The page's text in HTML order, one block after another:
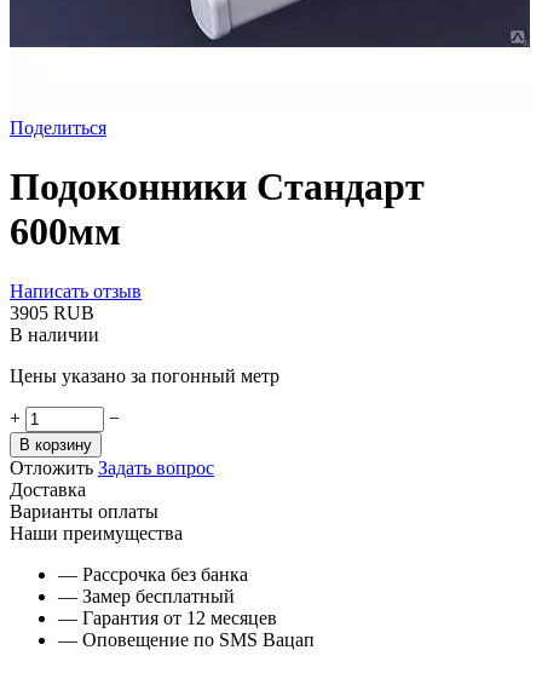
Поделиться
Подоконники Стандарт
600мм
Написать отзыв
‍3905‍ RUB
В наличии
Цены указано за погонный метр
+ −
В корзину
Отложить Задать вопрос
Доставка
Варианты оплаты
Наши преимущества
— Рассрочка без банка
— Замер бесплатный
— Гарантия от 12 месяцев
— Оповещение по SMS Вацап